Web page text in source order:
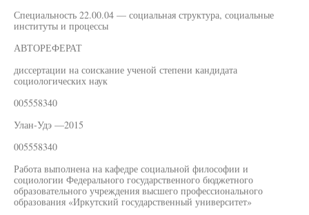
Специальность 22.00.04 — социальная структура, социальные
институты и процессы
АВТОРЕФЕРАТ
диссертации на соискание ученой степени кандидата
социологических наук
005558340
Улан-Удэ —2015
005558340
Работа выполнена на кафедре социальной философии и
социологии Федерального государственного бюджетного
образовательного учреждения высшего профессионального
образования «Иркутский государственный университет»